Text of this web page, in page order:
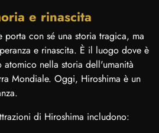
e rinascita
porta con sé una storia tragica, ma
e rinascita. È il luogo dove è
nella storia dell'umanità
Mondiale. Oggi, Hiroshima è un
di Hiroshima includono: